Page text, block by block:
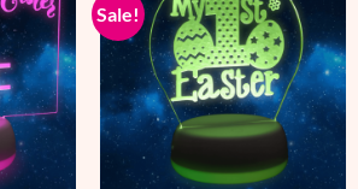
Sale!